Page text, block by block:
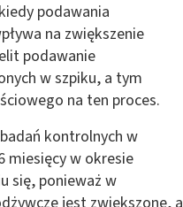
podawania
na zwiększenie
podawanie
w szpiku, a tym
na ten proces.
kontrolnych w
miesięcy w okresie
się, ponieważ w